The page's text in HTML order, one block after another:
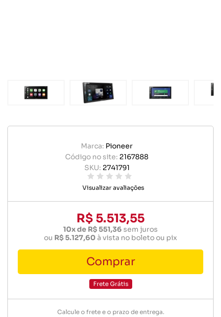
Marca: Pioneer
Código no site: 2167888
SKU: 2741791
Visualizar avaliações
R$ 5.513,55
10x de R$ 551,36 sem juros
ou R$ 5.127,60 à vista no boleto ou pix
Comprar
Frete Grátis
Calcule o frete e o prazo de entrega.